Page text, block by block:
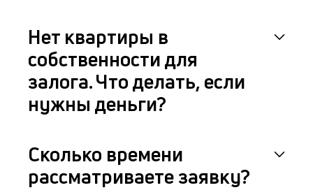
Нет квартиры в
собственности для
залога. Что делать, если
нужны деньги?
Сколько времени
рассматриваете заявку?